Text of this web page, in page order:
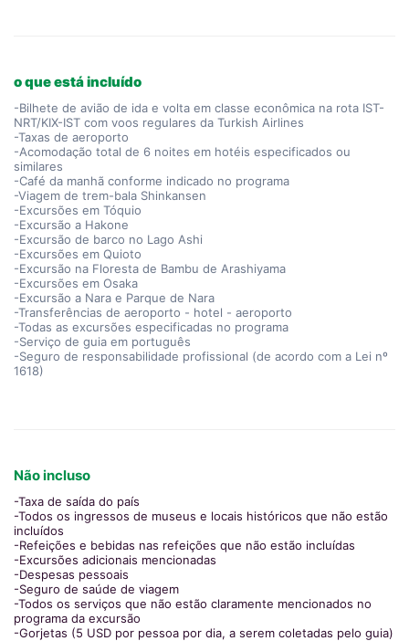
o que está incluído
-Bilhete de avião de ida e volta em classe econômica na rota IST-
NRT/KIX-IST com voos regulares da Turkish Airlines
-Taxas de aeroporto
-Acomodação total de 6 noites em hotéis especificados ou
similares
-Café da manhã conforme indicado no programa
-Viagem de trem-bala Shinkansen
-Excursões em Tóquio
-Excursão a Hakone
-Excursão de barco no Lago Ashi
-Excursões em Quioto
-Excursão na Floresta de Bambu de Arashiyama
-Excursões em Osaka
-Excursão a Nara e Parque de Nara
-Transferências de aeroporto - hotel - aeroporto
-Todas as excursões especificadas no programa
-Serviço de guia em português
-Seguro de responsabilidade profissional (de acordo com a Lei nº
1618)
Não incluso
-Taxa de saída do país
-Todos os ingressos de museus e locais históricos que não estão
incluídos
-Refeições e bebidas nas refeições que não estão incluídas
-Excursões adicionais mencionadas
-Despesas pessoais
-Seguro de saúde de viagem
-Todos os serviços que não estão claramente mencionados no
programa da excursão
-Gorjetas (5 USD por pessoa por dia, a serem coletadas pelo guia)